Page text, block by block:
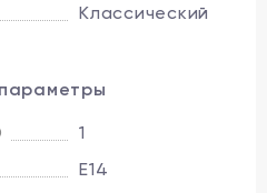
Классический
1
E14